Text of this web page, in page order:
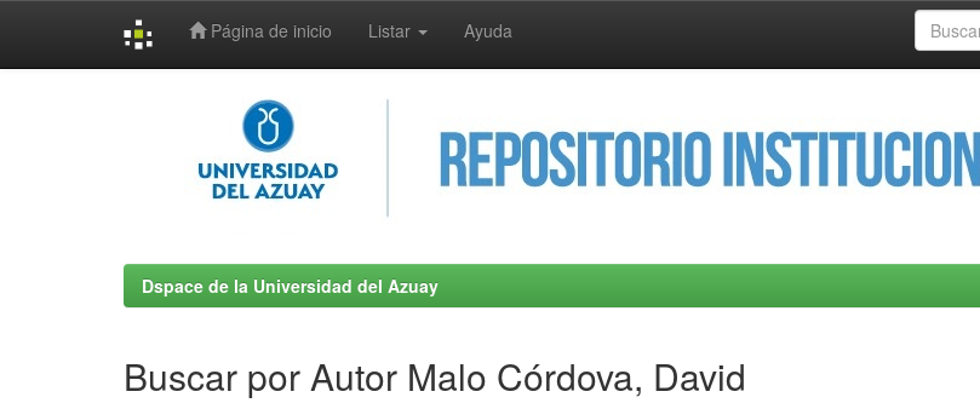
Página de inicio Listar Ayuda
Dspace de la Universidad del Azuay
Buscar por Autor Malo Córdova, David